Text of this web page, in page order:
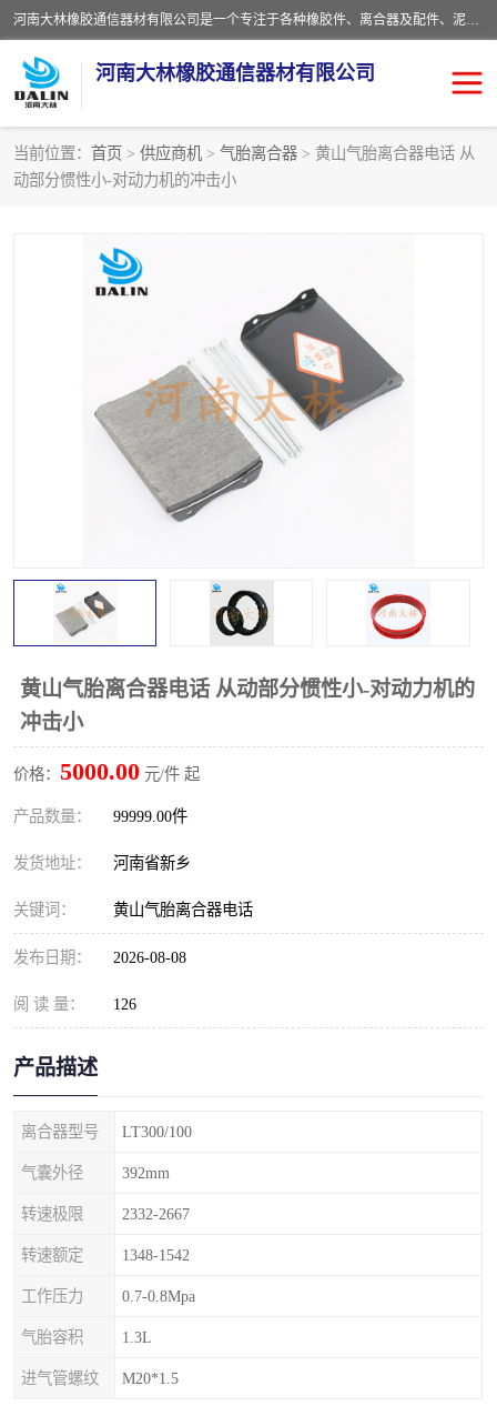
河南大林橡胶通信器材有限公司是一个专注于各种橡胶件、离合器及配件、泥浆泵及配件等产品设计制造和加工的企业。产品应用于矿山、冶金、石油、钢铁、化工、水泥、船舶、造纸、通用机械等各种大功率机械传动或制动装置。
河南大林橡胶通信器材有限公司
当前位置： 首页 > 供应商机 > 气胎离合器 > 黄山气胎离合器电话 从
动部分惯性小-对动力机的冲击小
黄山气胎离合器电话 从动部分惯性小-对动力机的
冲击小
价格： 5000.00 元/件 起
产品数量： 99999.00件
发货地址： 河南省新乡
关键词： 黄山气胎离合器电话
发布日期： 2026-08-08
阅 读 量： 126
产品描述
离合器型号 LT300/100
气囊外径 392mm
转速极限 2332-2667
转速额定 1348-1542
工作压力 0.7-0.8Mpa
气胎容积 1.3L
进气管螺纹 M20*1.5
推盘离合器
VC离合器
PO隔膜离合器 气胎离合器
气动元件
DY隔膜式离合器 CB离合器
实芯轮胎